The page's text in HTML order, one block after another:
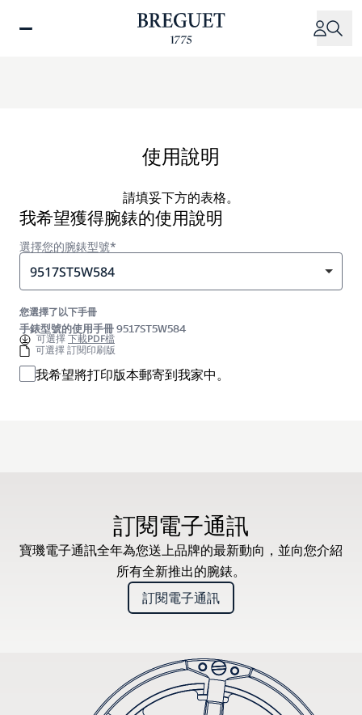
使用說明
請填妥下方的表格。
我希望獲得腕錶的使用說明
選擇您的腕錶型號*
9517ST5W584
您選擇了以下手冊
手錶型號的使用手冊 9517ST5W584
可選擇下載PDF檔
可選擇 訂閱印刷版
我希望將打印版本郵寄到我家中。
訂閱電子通訊
寶璣電子通訊全年為您送上品牌的最新動向，並向您介紹
所有全新推出的腕錶。
訂閱電子通訊